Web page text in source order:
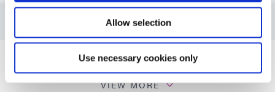
Allow selection
Use necessary cookies only
Leitfaden: Lichthärtungsgeräte (EN)
Anleitung: Linsen- und Glasfasermontage (Asien|EN)
VIEW MORE